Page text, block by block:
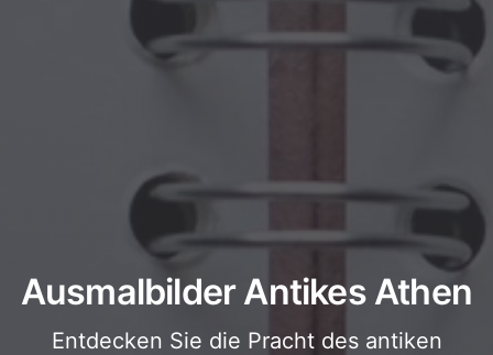
Ausmalbilder Antikes Athen
Entdecken Sie die Pracht des antiken